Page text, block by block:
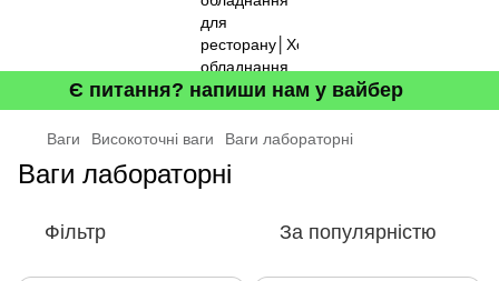
Є питання? напиши нам у вайбер
Ваги Високоточні ваги Ваги лабораторні
Ваги лабораторні
Фільтр За популярністю